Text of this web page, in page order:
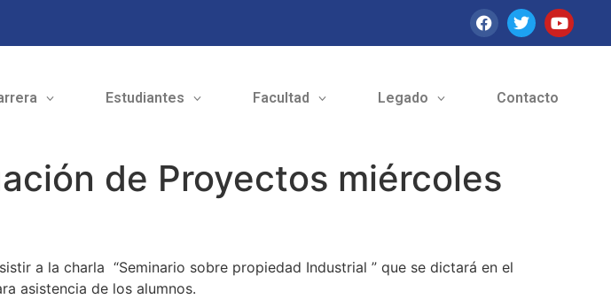
Estudiantes Facultad Legado Contacto
de Proyectos miércoles
a la charla “Seminario sobre propiedad Industrial ” que se dictará en el
asistencia de los alumnos.